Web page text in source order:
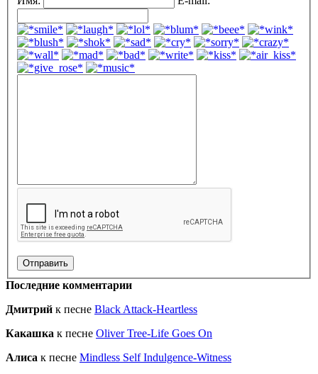
Последние комментарии
Дмитрий к песне Black Attack-Heartless
Какашка к песне Oliver Tree-Life Goes On
Алиса к песне Mindless Self Indulgence-Witness